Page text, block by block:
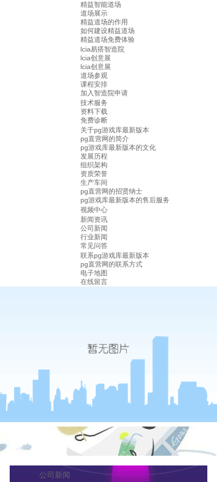
精益智能道场
道场展示
精益道场的作用
如何建设精益道场
精益道场免费体验
lcia易搭智造院
lcia创意展
lcia创意展
道场参观
课程安排
加入智造院申请
技术服务
资料下载
免费诊断
关于pg游戏库最新版本
pg直营网的简介
pg游戏库最新版本的文化
发展历程
组织架构
资质荣誉
生产车间
pg直营网的招贤纳士
pg游戏库最新版本的售后服务
视频中心
新闻资讯
公司新闻
行业新闻
常见问答
联系pg游戏库最新版本
pg直营网的联系方式
电子地图
在线留言
新闻资讯
公司新闻